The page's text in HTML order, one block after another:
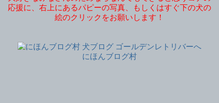
応援に、右上にあるパピーの写真、もしくはすぐ下の犬の
絵のクリックをお願いします！
にほんブログ村